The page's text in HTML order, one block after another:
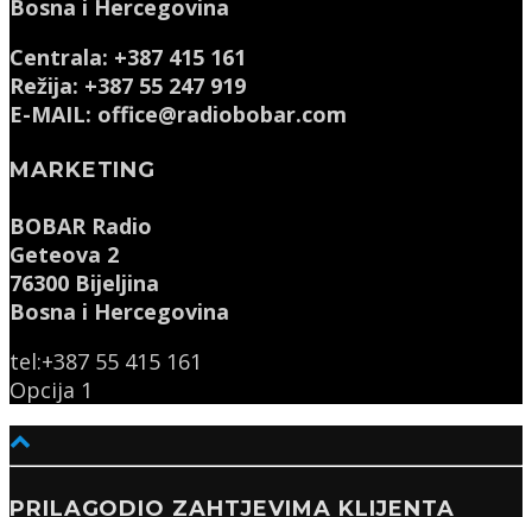
Bosna i Hercegovina
Centrala: +387 415 161
Režija: +387 55 247 919
E-MAIL: office@radiobobar.com
MARKETING
BOBAR Radio
Geteova 2
76300 Bijeljina
Bosna i Hercegovina
tel:+387 55 415 161
Opcija 1
PRILAGODIO ZAHTJEVIMA KLIJENTA